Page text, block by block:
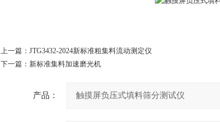
上一篇： JTG3432-2024新标准粗集料流动测定仪
下一篇： 新标准集料加速磨光机
产品：